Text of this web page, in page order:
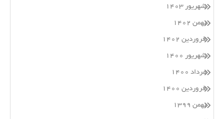
شهریور ۱۴۰۳
بهمن ۱۴۰۲
فروردین ۱۴۰۲
شهریور ۱۴۰۰
مرداد ۱۴۰۰
فروردین ۱۴۰۰
بهمن ۱۳۹۹